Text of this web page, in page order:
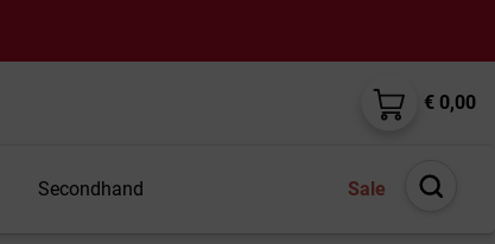
€ 0,00
Secondhand Sale
Suche